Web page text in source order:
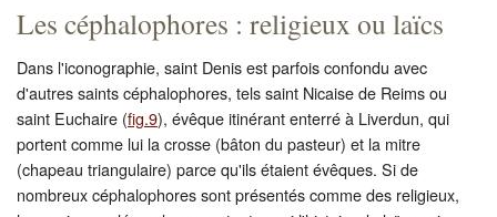
Les céphalophores : religieux ou laïcs
Dans l'iconographie, saint Denis est parfois confondu avec
d'autres saints céphalophores, tels saint Nicaise de Reims ou
saint Euchaire (fig.9), évêque itinérant enterré à Liverdun, qui
portent comme lui la crosse (bâton du pasteur) et la mitre
(chapeau triangulaire) parce qu'ils étaient évêques. Si de
nombreux céphalophores sont présentés comme des religieux,